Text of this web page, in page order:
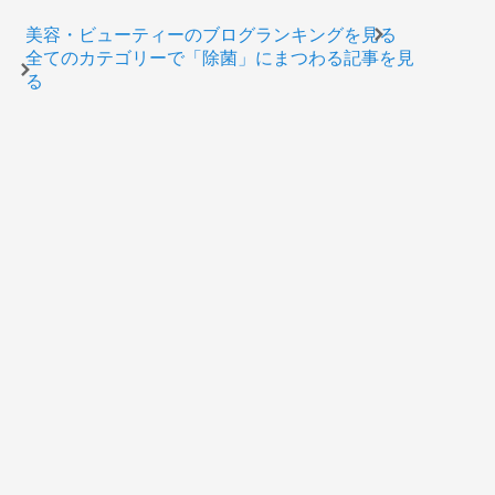
美容・ビューティーのブログランキングを見る
全てのカテゴリーで「除菌」にまつわる記事を見
る